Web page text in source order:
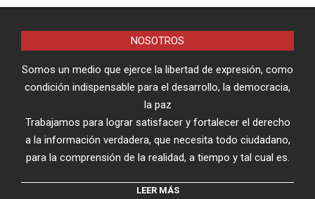
NOSOTROS
Somos un medio que ejerce la libertad de expresión, como
condición indispensable para el desarrollo, la democracia,
la paz
Trabajamos para lograr satisfacer y fortalecer el derecho
a la información verdadera, que necesita todo ciudadano,
para la comprensión de la realidad, a tiempo y tal cual es.
LEER MÁS